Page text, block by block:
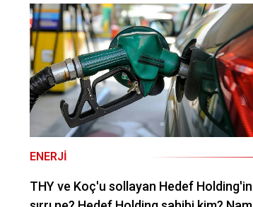
ENERJI
THY ve Koç'u sollayan Hedef Holding'in